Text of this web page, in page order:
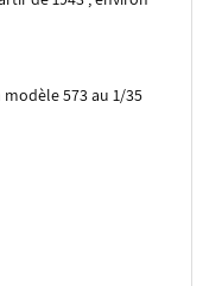
573 au 1/35